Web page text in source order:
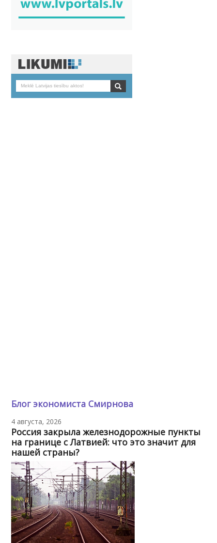
Блог экономиста Смирнова
4 августа, 2026
Россия закрыла железнодорожные пункты
на границе с Латвией: что это значит для
нашей страны?